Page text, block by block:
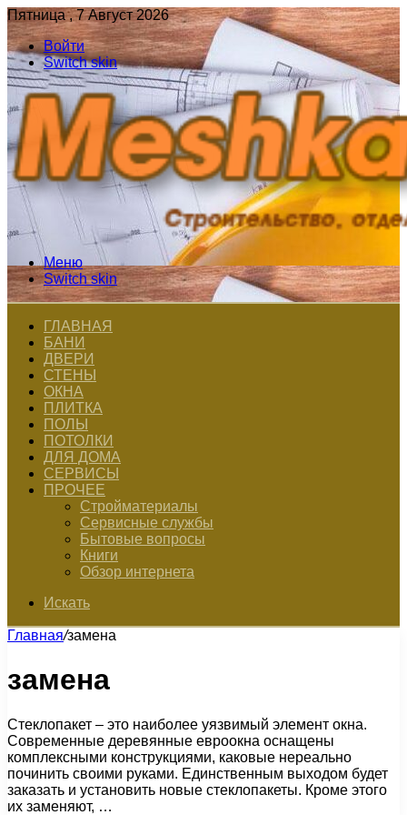
Пятница , 7 Август 2026
Войти
Switch skin
Меню
Switch skin
ГЛАВНАЯ
БАНИ
ДВЕРИ
СТЕНЫ
ОКНА
ПЛИТКА
ПОЛЫ
ПОТОЛКИ
ДЛЯ ДОМА
СЕРВИСЫ
ПРОЧЕЕ
Стройматериалы
Сервисные службы
Бытовые вопросы
Книги
Обзор интернета
Искать
Главная/замена
замена
Стеклопакет – это наиболее уязвимый элемент окна.
Современные деревянные евроокна оснащены
комплексными конструкциями, каковые нереально
починить своими руками. Единственным выходом будет
заказать и установить новые стеклопакеты. Кроме этого
их заменяют, …